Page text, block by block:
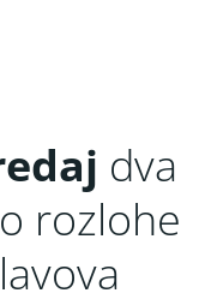
dva
o rozlohe